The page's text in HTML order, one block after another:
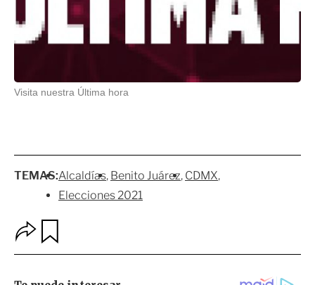
Visita nuestra Última hora
TEMAS:Alcaldías Benito Juárez CDMX
Elecciones 2021
p